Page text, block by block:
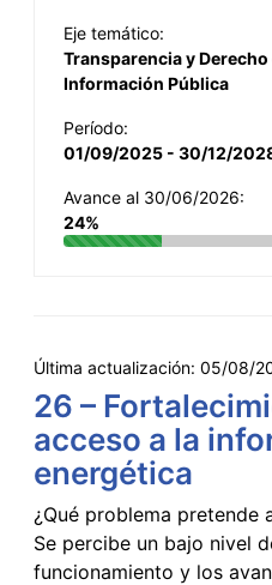
Eje temático:
Transparencia y Derecho
Información Pública
Período:
01/09/2025 - 30/12/
Avance al 30/06/2026:
24%
Última actualización: 05/08/
26 –
acceso a la
energética
¿Qué problema pretende
Se percibe un bajo nivel
funcionamiento y los